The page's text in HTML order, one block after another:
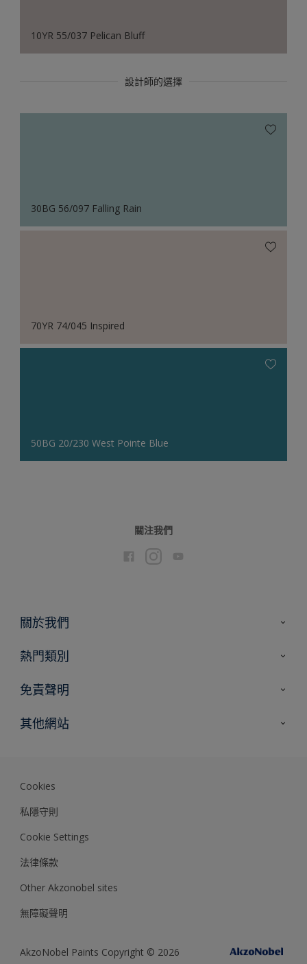
10YR 55/037 Pelican Bluff
設計師的選擇
30BG 56/097 Falling Rain
70YR 74/045 Inspired
50BG 20/230 West Pointe Blue
關注我們
關於我們
聯絡我們
熱門類別
尋找顏色
專家見解
免責聲明
色彩準確度
其他網站
Cookies
私隱守則
Cookie Settings
法律條款
Other Akzonobel sites
無障礙聲明
AkzoNobel Paints Copyright © 2026